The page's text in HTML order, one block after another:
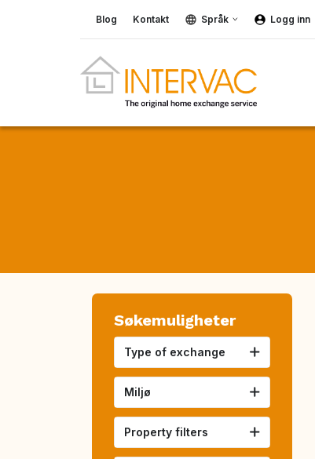
Blog Kontakt Språk Logg inn
Søkemuligheter
Type of exchange
Miljø
Property filters